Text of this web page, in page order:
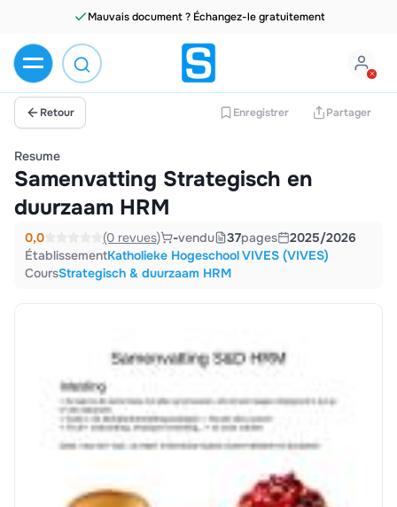
Mauvais document ? Échangez-le gratuitement
Retour Enregistrer Partager
Resume
Samenvatting Strategisch en
duurzaam HRM
0,0 (0 revues) -vendu 37pages
2025/2026
ÉtablissementKatholieke Hogeschool VIVES (VIVES)
CoursStrategisch & duurzaam HRM